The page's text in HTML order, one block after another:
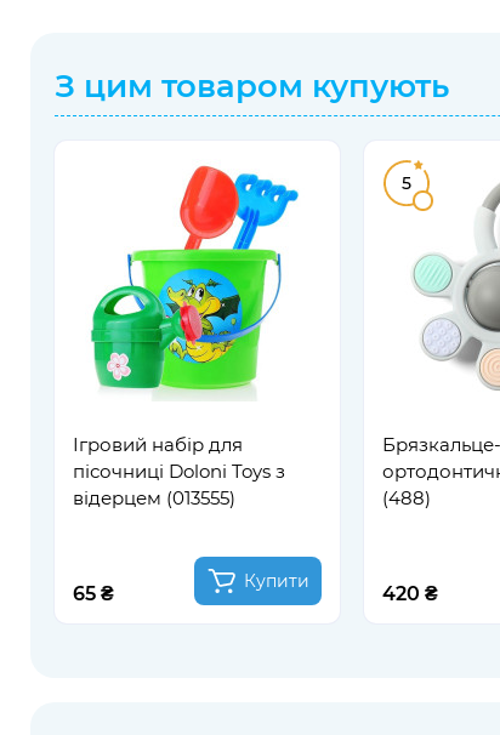
З цим товаром купують
Ігровий набір для
пісочниці Doloni Toys з
відерцем (013555)
65 ₴
Купити
5
(488)
420 ₴